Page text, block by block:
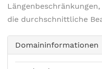
die durchschnittliche
Domaininformationen